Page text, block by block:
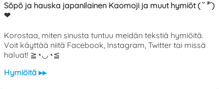
Söpö ja hauska japanilainen Kaomoji ja muut hymiöt ( ˘ ³˘)
❤
Korostaa, miten sinusta tuntuu meidän tekstiä hymiöitä.
Voit käyttää niitä Facebook, Instagram, Twitter tai missä
haluat! ≧◔◡◔≦
Hymiöitä ▸▸